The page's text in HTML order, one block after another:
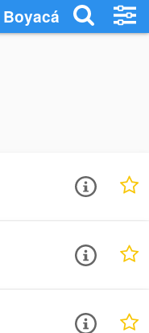
- Ouça